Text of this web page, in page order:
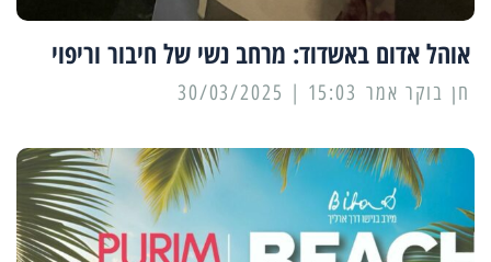
אוהל אדום באשדוד: מרחב נשי של חיבור וריפוי
15:03 | 30/03/2025